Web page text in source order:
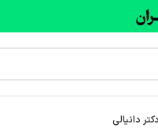
دانیالی